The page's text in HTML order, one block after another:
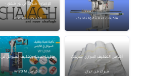
ماكينات التعبئة والتغليف
للإضاءة شركة آني نور شفق –
المنتجات الإيرانية
أكياس التغليف الحراري شرنك/
شراء من ايران
ماكينة تعبئة وتغليف السوائل في
الأكياس w120 M